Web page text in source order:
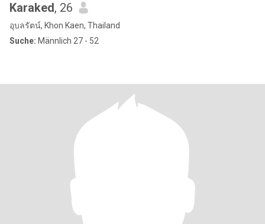
Karaked, 26
อุบลรัตน์, Khon Kaen, Thailand
Suche: Männlich 27 - 52